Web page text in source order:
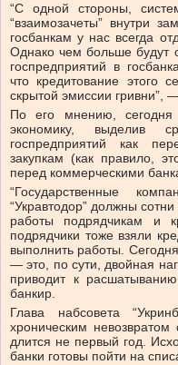
“С одной стороны,
“взаимозачеты” внутри
госбанкам у нас всегда
Однако чем больше будут
госпредприятий в
что кредитование этого
скрытой эмиссии гривни”,
По его мнению, сегодня
экономику, выделив
госпредприятий как
закупкам (как правило,
перед коммерческими
“Государственные
“Укравтодор” должны
работы подрядчикам и
подрядчики тоже взяли
выполнить работы.
— это, по сути, двойная
приводит к
банкир.
Глава набсовета
хроническим невозвратом
длится не первый год.
банки готовы пойти на